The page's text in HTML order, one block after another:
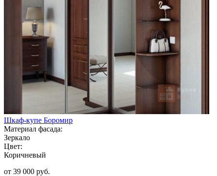
Шкаф-купе Боромир
Материал фасада:
Зеркало
Цвет:
Коричневый
от 39 000 руб.